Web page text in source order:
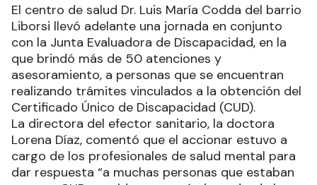
El centro de salud Dr. Luis María Codda del barrio
Liborsi llevó adelante una jornada en conjunto
con la Junta Evaluadora de Discapacidad, en la
que brindó más de 50 atenciones y
asesoramiento, a personas que se encuentran
realizando trámites vinculados a la obtención del
Certificado Único de Discapacidad (CUD).
La directora del efector sanitario, la doctora
Lorena Díaz, comentó que el accionar estuvo a
cargo de los profesionales de salud mental para
dar respuesta “a muchas personas que estaban